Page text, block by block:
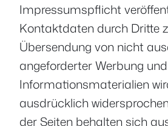
Impressumspflicht
Kontaktdaten durch Dritte
Übersendung von nicht
angeforderter Werbung und
Informationsmaterialien
ausdrücklich
der Seiten behalten sich